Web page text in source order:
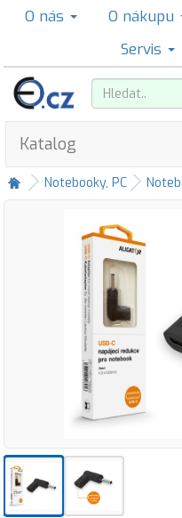
O nás O nákupu
Servis
Katalog
Notebooky, PC